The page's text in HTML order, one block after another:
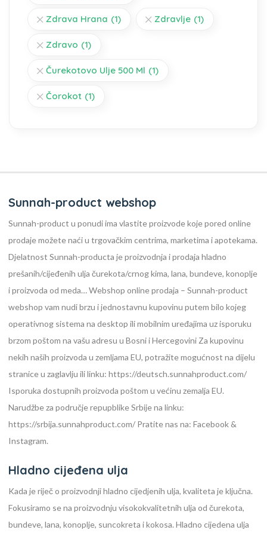
Zdrava Hrana (1) Zdravlje (1)
Zdravo (1)
Čurekotovo Ulje 500 Ml (1)
Čorokot (1)
Sunnah-product webshop
Sunnah-product u ponudi ima vlastite proizvode koje pored online
prodaje možete naći u trgovačkim centrima, marketima i apotekama.
Djelatnost Sunnah-producta je proizvodnja i prodaja hladno
prešanih/cijeđenih ulja čurekota/crnog kima, lana, bundeve, konoplje
i proizvoda od meda…Webshop online prodaja – Sunnah-product
webshop vam nudi brzu i jednostavnu kupovinu putem bilo kojeg
operativnog sistema na desktop ili mobilnim uređajima uz isporuku
brzom poštom na vašu adresu u Bosni i Hercegovini Za kupovinu
nekih naših proizvoda u zemljama EU, potražite mogućnost na dijelu
stranice u zaglavlju ili linku: https://deutsch.sunnahproduct.com/
Isporuka dostupnih proizvoda poštom u većinu zemalja EU.
Narudžbe za područje repupblike Srbije na linku:
https://srbija.sunnahproduct.com/ Pratite nas na: Facebook &
Instagram.
Hladno cijeđena ulja
Kada je riječ o proizvodnji hladno cijedjenih ulja, kvaliteta je ključna.
Fokusiramo se na proizvodnju visokokvalitetnih ulja od čurekota,
bundeve, lana, konoplje, suncokreta i kokosa. Hladno cijedena ulja